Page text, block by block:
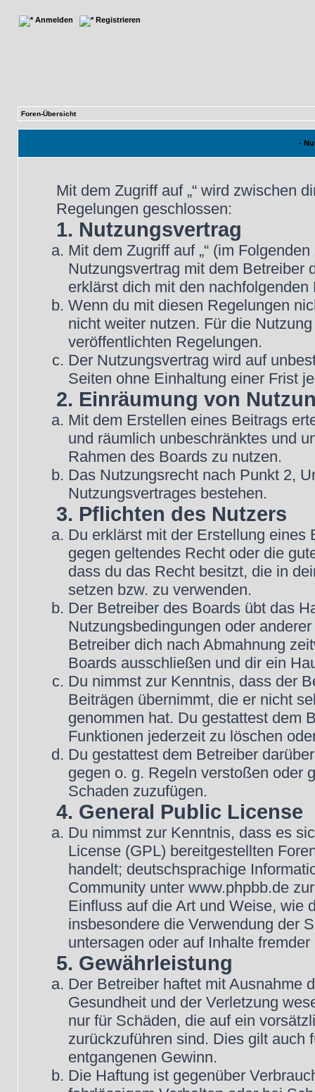
Anmelden Registrieren
Foren-Übersicht
-
Mit dem Zugriff auf „“ wird zwischen
Regelungen geschlossen:
1. Nutzungsvertrag
Mit dem Zugriff auf „“ (im
Nutzungsvertrag mit dem Betreiber
erklärst dich mit den
Wenn du mit diesen Regelungen
nicht weiter nutzen. Für die
veröffentlichten Regelungen.
Der Nutzungsvertrag wird auf
Seiten ohne Einhaltung einer Frist
2. Einräumung von
Mit dem Erstellen eines Beitrags
und räumlich unbeschränktes und
Rahmen des Boards zu nutzen.
Das Nutzungsrecht nach Punkt 2,
Nutzungsvertrages bestehen.
3. Pflichten des Nutzers
Du erklärst mit der Erstellung eines
gegen geltendes Recht oder die
dass du das Recht besitzt, die in
setzen bzw. zu verwenden.
Der Betreiber des Boards übt das
Nutzungsbedingungen oder
Betreiber dich nach Abmahnung
Boards ausschließen und dir ein
Du nimmst zur Kenntnis, dass der
Beiträgen übernimmt, die er nicht
genommen hat. Du gestattest dem
Funktionen jederzeit zu löschen
Du gestattest dem Betreiber
gegen o. g. Regeln verstoßen oder
Schaden zuzufügen.
4. General Public License
Du nimmst zur Kenntnis, dass es
License (GPL) bereitgestellten
handelt; deutschsprachige
Community unter www.phpbb.de
Einfluss auf die Art und Weise, wie
insbesondere die Verwendung der
untersagen oder auf Inhalte
5. Gewährleistung
Der Betreiber haftet mit Ausnahme
Gesundheit und der Verletzung
nur für Schäden, die auf ein
zurückzuführen sind. Dies gilt auch
entgangenen Gewinn.
Die Haftung ist gegenüber